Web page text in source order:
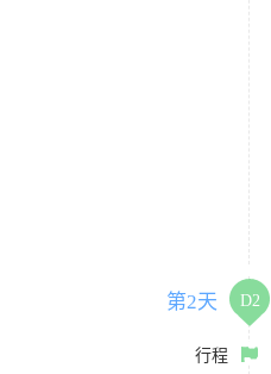
第2天 D2
行程